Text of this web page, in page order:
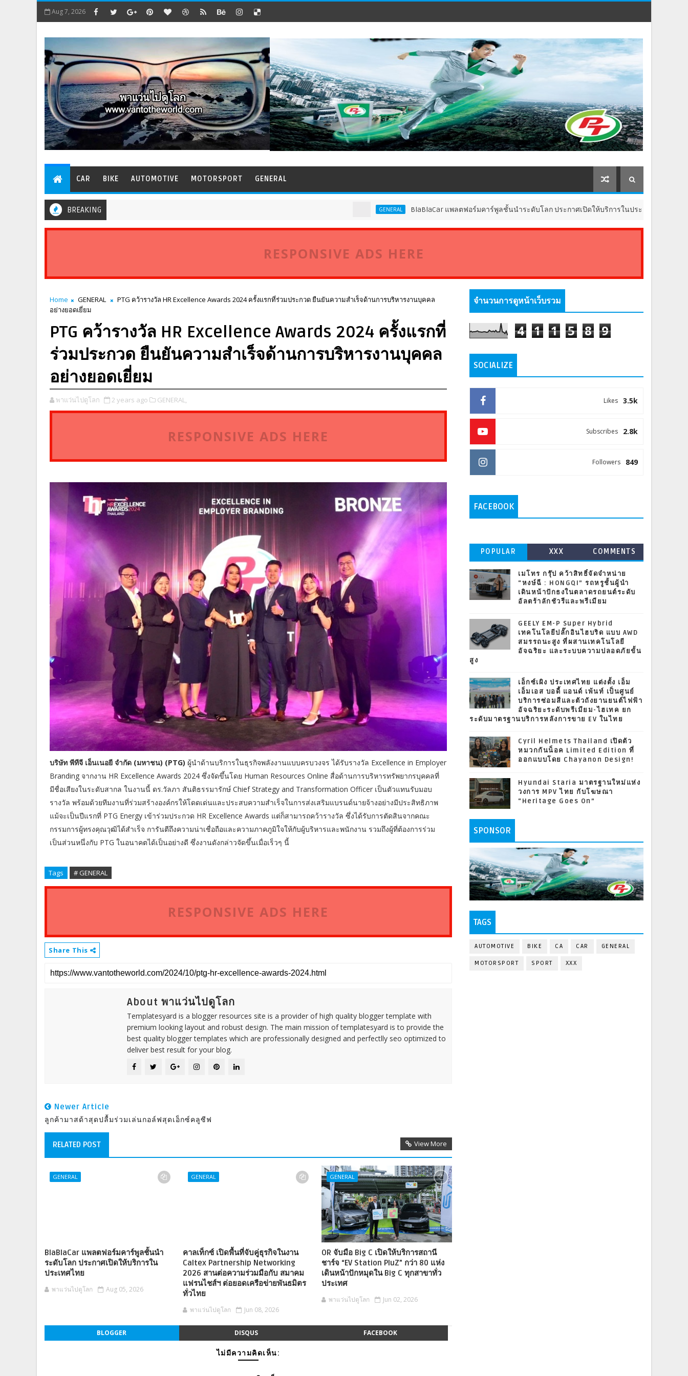
Aug 7, 2026
CAR BIKE AUTOMOTIVE MOTORSPORT GENERAL
BREAKING BlaBlaCar แพลตฟอร์มคาร์พูลชั้นนำระดับโลก ประกาศเปิดให้บริการในประเทศไทย
RESPONSIVE ADS HERE
Home GENERAL
PTG คว้ารางวัล HR Excellence Awards 2024 ครั้งแรกที่ร่วมประกวด ยืนยันความสำเร็จด้านการบริหารงานบุคคล
อย่างยอดเยี่ยม
PTG คว้ารางวัล HR Excellence Awards 2024 ครั้งแรกที่
ร่วมประกวด ยืนยันความสำเร็จด้านการบริหารงานบุคคล
อย่างยอดเยี่ยม
พาแว่นไปดูโลก 2 years ago GENERAL,
RESPONSIVE ADS HERE
บริษัท พีทีจี เอ็นเนอยี จํากัด (มหาชน) (PTG) ผู้นำด้านบริการในธุรกิจพลังงานแบบครบวงจร ได้รับรางวัล Excellence in Employer
Branding จากงาน HR Excellence Awards 2024 ซึ่งจัดขึ้นโดย Human Resources Online สื่อด้านการบริหารทรัพยากรบุคคลที่
มีชื่อเสียงในระดับสากล ในงานนี้ ดร.วัลภา สันติธรรมารักษ์ Chief Strategy and Transformation Officer เป็นตัวแทนรับมอบ
รางวัล พร้อมด้วยทีมงานที่ร่วมสร้างองค์กรให้โดดเด่นและประสบความสำเร็จในการส่งเสริมแบรนด์นายจ้างอย่างมีประสิทธิภาพ
แม้จะเป็นปีแรกที่ PTG Energy เข้าร่วมประกวด HR Excellence Awards แต่ก็สามารถคว้ารางวัล ซึ่งได้รับการตัดสินจากคณะ
กรรมการผู้ทรงคุณวุฒิได้สำเร็จ การันตีถึงความน่าเชื่อถือและความภาคภูมิใจให้กับผู้บริหารและพนักงาน รวมถึงผู้ที่ต้องการร่วม
เป็นส่วนหนึ่งกับ PTG ในอนาคตได้เป็นอย่างดี ซึ่งงานดังกล่าวจัดขึ้นเมื่อเร็วๆ นี้
Tags # GENERAL
RESPONSIVE ADS HERE
Share This
About พาแว่นไปดูโลก
Templatesyard is a blogger resources site is a provider of high quality blogger template with
premium looking layout and robust design. The main mission of templatesyard is to provide the
best quality blogger templates which are professionally designed and perfectlly seo optimized to
deliver best result for your blog.
Newer Article
ลูกค้ามาสด้าสุดปลื้มร่วมเล่นกอล์ฟสุดเอ็กซ์คลูซีฟ
RELATED POST View More
GENERAL
BlaBlaCar แพลตฟอร์มคาร์พูลชั้นนำ
ระดับโลก ประกาศเปิดให้บริการใน
ประเทศไทย
พาแว่นไปดูโลก Aug 05, 2026
GENERAL
คาลเท็กซ์ เปิดพื้นที่จับคู่ธุรกิจในงาน
Caltex Partnership Networking
2026 สานต่อความร่วมมือกับ สมาคม
แฟรนไชส์ฯ ต่อยอดเครือข่ายพันธมิตร
ทั่วไทย
พาแว่นไปดูโลก Jun 08, 2026
GENERAL
OR จับมือ Big C เปิดให้บริการสถานี
ชาร์จ “EV Station PluZ” กว่า 80 แห่ง
เดินหน้าปักหมุดใน Big C ทุกสาขาทั่ว
ประเทศ
พาแว่นไปดูโลก Jun 02, 2026
BLOGGER DISQUS FACEBOOK
ไม่มีความคิดเห็น:
จำนวนการดูหน้าเว็บรวม
4 1 1 5 8 9
SOCIALIZE
3.5k
Likes
2.8k
Subscribes
849
Followers
FACEBOOK
POPULAR XXX COMMENTS
เมโทร กรุ๊ป คว้าสิทธิ์จัดจำหน่าย
“หงษ์ฉี : HONGQI” รถหรูชั้นผู้นำ
เดินหน้าปักธงในตลาดรถยนต์ระดับ
อัลตร้าลักชัวรีและพรีเมียม
GEELY EM-P Super Hybrid
เทคโนโลยีปลั๊กอินไฮบริด แบบ AWD
สมรรถนะสูง ที่ผสานเทคโนโลยี
อัจฉริยะ และระบบความปลอดภัยขั้น
สูง
เอ็กซ์เผิง ประเทศไทย แต่งตั้ง เอ็ม
เอ็มเอส บอดี้ แอนด์ เพ้นท์ เป็นศูนย์
บริการซ่อมสีและตัวถังยานยนต์ไฟฟ้า
อัจฉริยะระดับพรีเมียม-ไฮเทค ยก
ระดับมาตรฐานบริการหลังการขาย EV ในไทย
Cyril Helmets Thailand เปิดตัว
หมวกกันน็อค Limited Edition ที่
ออกแบบโดย Chayanon Design!
Hyundai Staria มาตรฐานใหม่แห่ง
วงการ MPV ไทย กับโฆษณา
“Heritage Goes On”
SPONSOR
TAGS
AUTOMOTIVE BIKE CA CAR GENERAL
MOTORSPORT SPORT XXX